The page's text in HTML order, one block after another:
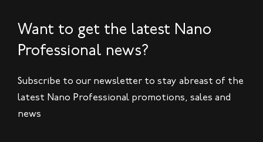
Want to get the latest Nano
Professional news?
Subscribe to our newsletter to stay abreast of the
latest Nano Professional promotions, sales and
news